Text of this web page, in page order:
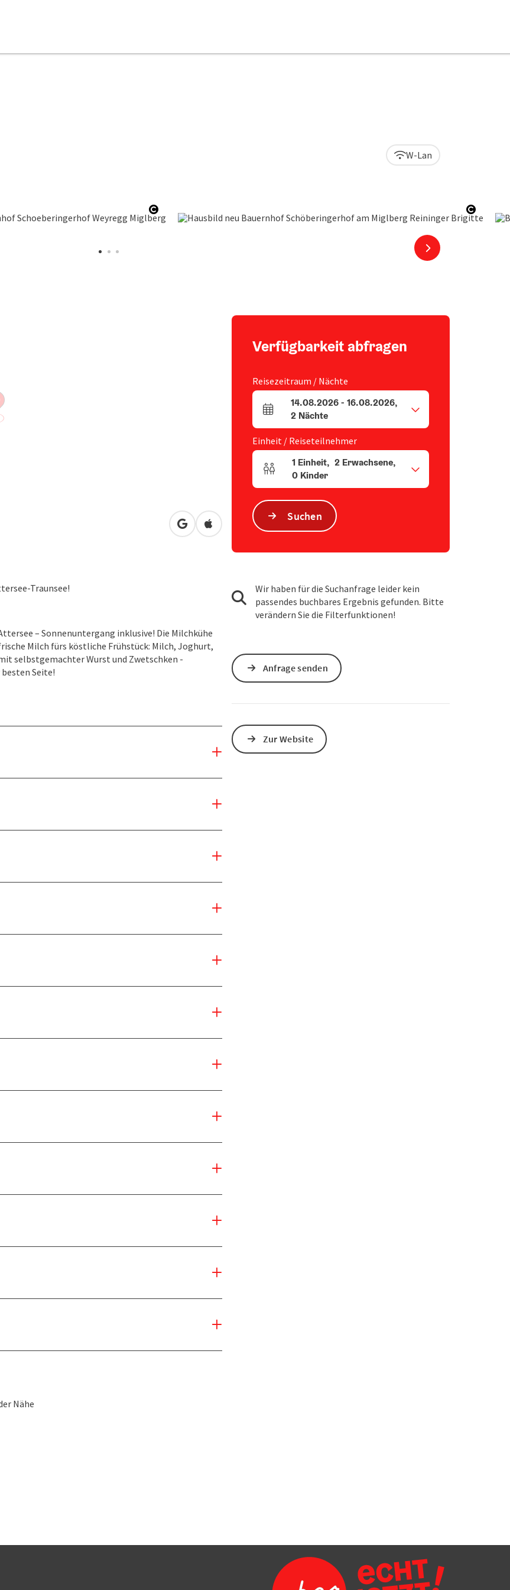
Copyright öffnen
nächstes Element
W-Lan
in Google Maps öffnen
in Apple Maps öffnen
Traunsee!
– Sonnenuntergang inklusive! Die Milchkühe
Milch fürs köstliche Frühstück: Milch, Joghurt,
selbstgemachter Wurst und Zwetschken -
Seite!
Verfügbarkeit abfragen
Reisezeitraum / Nächte
An- und Abreisefelder
14.08.2026- 16.08.2026,
2 Nächte
Einheit / Reiseteilnehmer
Einheitenanzahl und Personenfelder
1 Einheit, 2 Erwachsene,
0 Kinder
Suchen
Wir haben für die Suchanfrage leider kein
passendes buchbares Ergebnis gefunden. Bitte
verändern Sie die Filterfunktionen!
Anfrage senden
Zur Website
Nähe